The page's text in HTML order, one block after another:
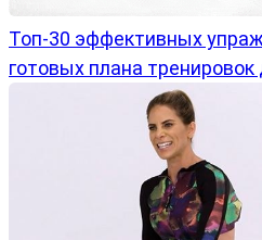
Топ-30 эффективных
готовых плана